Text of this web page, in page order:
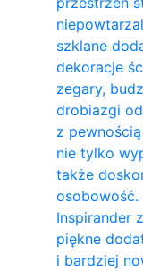
szklane
dekoracje
zegary,
drobiazgi
z
nie tylko
także
osobowość.
Inspirander
piękne
i bardziej